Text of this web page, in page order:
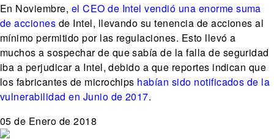
En Noviembre, el CEO de Intel vendió una enorme suma
de acciones de Intel, llevando su tenencia de acciones al
mínimo permitido por las regulaciones. Esto llevó a
muchos a sospechar de que sabía de la falla de seguridad
iba a perjudicar a Intel, debido a que reportes indican que
los fabricantes de microchips habían sido notificados de la
vulnerabilidad en Junio de 2017.
05 de Enero de 2018